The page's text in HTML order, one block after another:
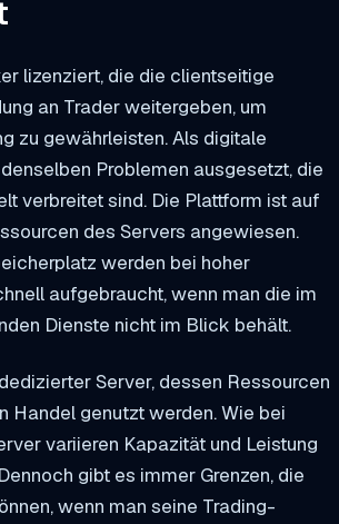
lizenziert, die die clientseitige
an Trader weitergeben, um
zu gewährleisten. Als digitale
Problemen ausgesetzt, die
verbreitet sind. Die Plattform ist auf
des Servers angewiesen.
werden bei hoher
aufgebraucht, wenn man die im
Dienste nicht im Blick behält.
Server, dessen Ressourcen
Handel genutzt werden. Wie bei
variieren Kapazität und Leistung
gibt es immer Grenzen, die
wenn man seine Trading-